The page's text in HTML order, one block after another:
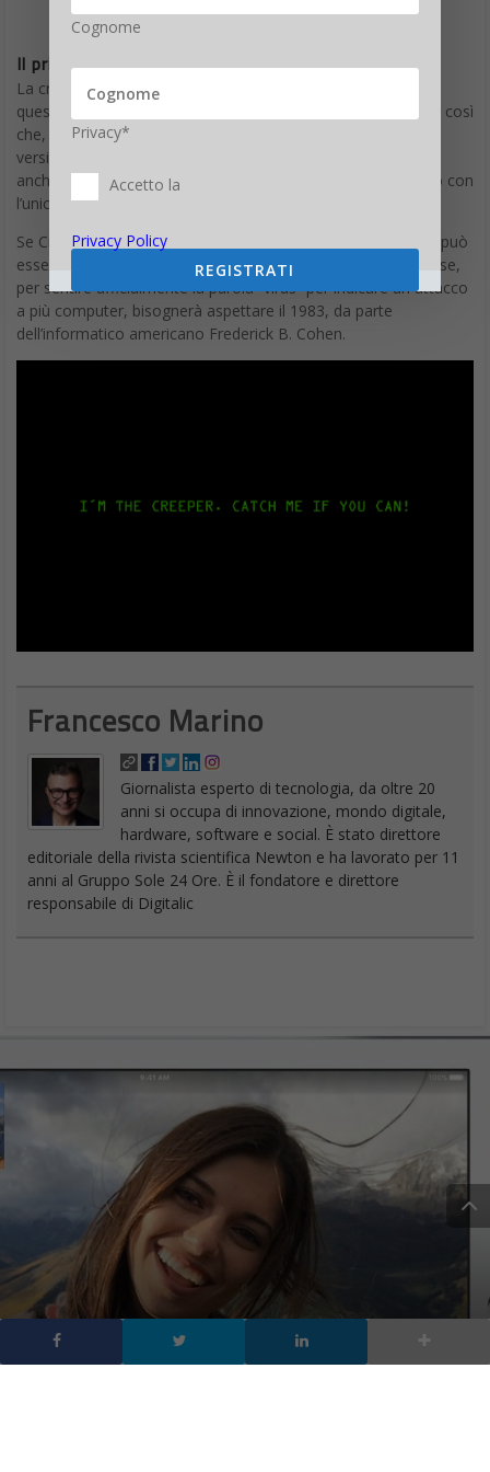
Il primo antivirus
La creazione di Creeper portò subito al problema chiave di
questo genere di programmi: come controllare un worm. Fu così
che, contemporaneamente alla creazione della seconda
versione di Creeper, fu scritto anche Reaper, un programma
anch’esso capace di replicarsi e di muoversi nella rete scritto con
l’unico scopo di “debellare” Creeper.
Se Creeper può essere considerato il primo
può
essere considerato
il primo antivirus della storia
. Anche se,
per sentire ufficialmente la parola “virus” per indicare un attacco
a più computer, bisognerà aspettare il 1983, da parte
dell’informatico americano Frederick B. Cohen.
Francesco Marino
Giornalista esperto di tecnologia, da oltre 20
anni si occupa di innovazione, mondo digitale,
hardware, software e social. È stato direttore
editoriale della rivista scientifica Newton e ha lavorato per 11
anni al Gruppo Sole 24 Ore. È il fondatore e direttore
responsabile di Digitalic
Videochiamate di gruppo:
Cognome
Privacy*
Accetto la
Privacy Policy
REGISTRATI